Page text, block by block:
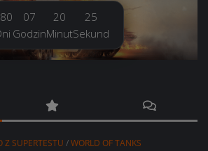
07
Godzin
20
Minut
26
Sekund
Z SUPERTESTU /WORLD OF TANKS